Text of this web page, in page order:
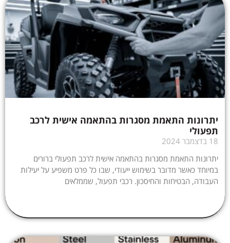
יתרונות התאמת מסגרות בהתאמה אישית לרכב
תפעולי
18 בדצמבר 2024
יתרונות התאמת מסגרות בהתאמה אישית לרכב תפעולי ברורים
במיוחד כאשר מדובר בשימוש ייעודי, שבו כל פרט משפיע על יעילות
העבודה, הבטיחות והחיסכון. רכבי תפעול, שממלאים